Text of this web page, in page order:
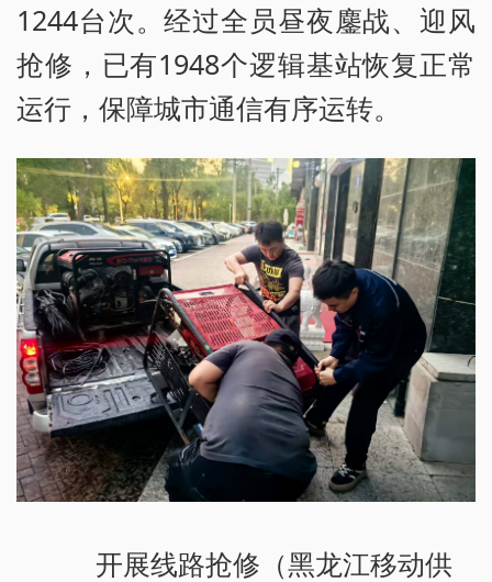
1244台次。经过全员昼夜鏖战、迎风
抢修，已有1948个逻辑基站恢复正常
运行，保障城市通信有序运转。
开展线路抢修（黑龙江移动供